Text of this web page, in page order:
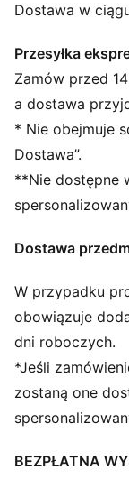
styl, z dumą
Produkt
pochodzącej z
SZCZEGÓŁY
Oficjalny
Bejsbolówka z
Konstrukcja z 5
Regulowane
umożliwiające
Haftowane logo
Dostawa w
Przesyłka
Zamów przed
a dostawa
* Nie obejmuje
Dostawa”.
**Nie dostępne
Dostawa
W przypadku
obowiązuje
dni roboczych.
*Jeśli
zostaną one
BEZPŁATNA